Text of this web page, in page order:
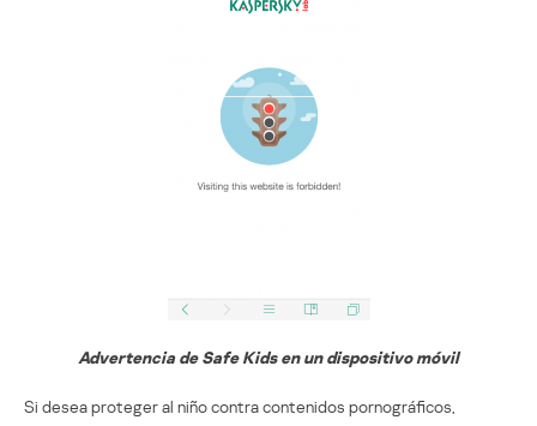
Advertencia de Safe Kids en un dispositivo móvil
Si desea proteger al niño contra contenidos pornográficos,